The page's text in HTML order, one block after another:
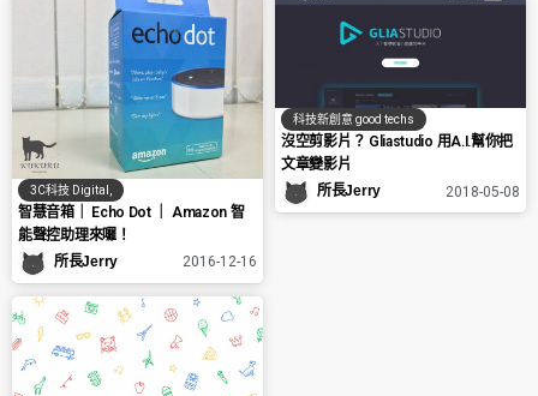
3C科技 Digital
智慧音箱｜ Echo Dot ｜ Amazon 智
能聲控助理來囉！
所長Jerry
2016-12-16
科技新創意 good techs
沒空剪影片？ Gliastudio 用A.I.幫你把
文章變影片
所長Jerry
2018-05-08